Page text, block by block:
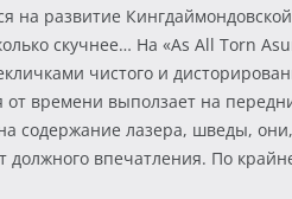
на развитие
скучнее… На «As All Torn
чистого и
выползает на
содержание лазера, шведы,
впечатления. По